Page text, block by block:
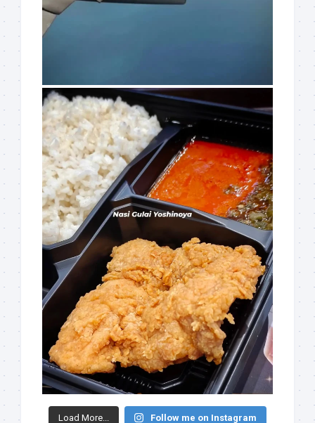
Load More... Follow me on Instagram